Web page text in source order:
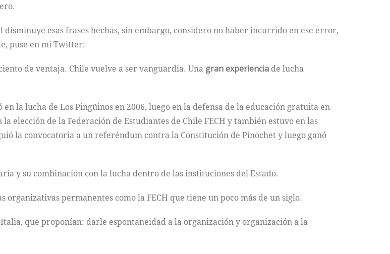
esas frases hechas, sin embargo, considero no haber incurrido en ese error,
puse en mi Twitter:
de ventaja. Chile vuelve a ser vanguardia. Una gran experiencia de lucha
la lucha de Los Pingüinos en 2006, luego en la defensa de la educación gratuita en
elección de la Federación de Estudiantes de Chile FECH y también estuvo en las
la convocatoria a un referéndum contra la Constitución de Pinochet y luego ganó
y su combinación con la lucha dentro de las instituciones del Estado.
permanentes como la FECH que tiene un poco más de un siglo.
que proponían: darle espontaneidad a la organización y organización a la